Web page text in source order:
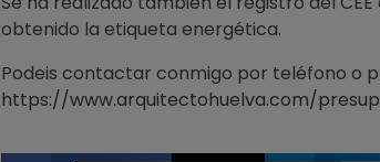
obtenido la etiqueta energética.
Podeis contactar conmigo por teléfono o
https://www.arquitectohuelva.com/